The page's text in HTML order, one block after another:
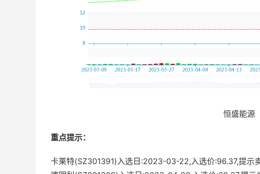
恒盛能源
重点提示：
卡莱特(SZ301391)入选日:2023-03-22,入选价:96.37,提示